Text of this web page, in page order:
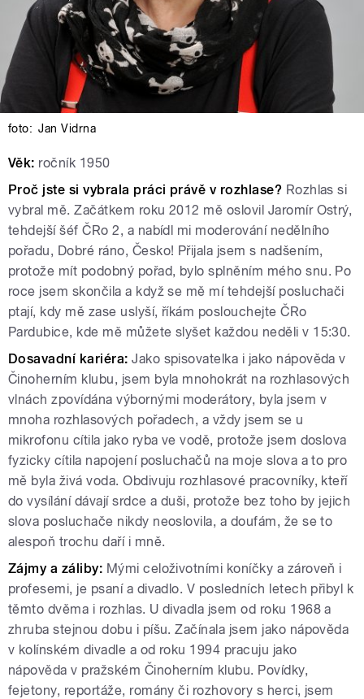
foto: Jan Vidrna
Věk: ročník 1950
Proč jste si vybrala práci právě v rozhlase? Rozhlas si
vybral mě. Začátkem roku 2012 mě oslovil Jaromír Ostrý,
tehdejší šéf ČRo 2, a nabídl mi moderování nedělního
pořadu, Dobré ráno, Česko! Přijala jsem s nadšením,
protože mít podobný pořad, bylo splněním mého snu. Po
roce jsem skončila a když se mě mí tehdejší posluchači
ptají, kdy mě zase uslyší, říkám poslouchejte ČRo
Pardubice, kde mě můžete slyšet každou neděli v 15:30.
Dosavadní kariéra: Jako spisovatelka i jako nápověda v
Činoherním klubu, jsem byla mnohokrát na rozhlasových
vlnách zpovídána výbornými moderátory, byla jsem v
mnoha rozhlasových pořadech, a vždy jsem se u
mikrofonu cítila jako ryba ve vodě, protože jsem doslova
fyzicky cítila napojení posluchačů na moje slova a to pro
mě byla živá voda. Obdivuju rozhlasové pracovníky, kteří
do vysílání dávají srdce a duši, protože bez toho by jejich
slova posluchače nikdy neoslovila, a doufám, že se to
alespoň trochu daří i mně.
Zájmy a záliby: Mými celoživotními koníčky a zároveň i
profesemi, je psaní a divadlo. V posledních letech přibyl k
těmto dvěma i rozhlas. U divadla jsem od roku 1968 a
zhruba stejnou dobu i píšu. Začínala jsem jako nápověda
v kolínském divadle a od roku 1994 pracuju jako
nápověda v pražském Činoherním klubu. Povídky,
fejetony, reportáže, romány či rozhovory s herci, jsem